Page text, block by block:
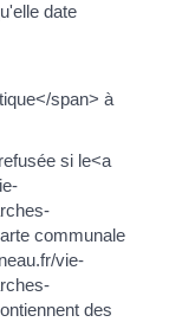
date
span> à
si le<a
communale
vie-
des